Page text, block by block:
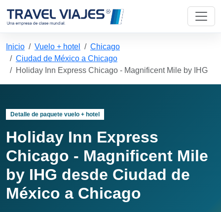
Inicio Vuelo + hotel
Chicago
Ciudad de México a Chicago
Holiday Inn Express Chicago - Magnificent Mile by IHG
Detalle de paquete vuelo + hotel
Holiday Inn Express
Chicago - Magnificent Mile
by IHG desde Ciudad de
México a Chicago